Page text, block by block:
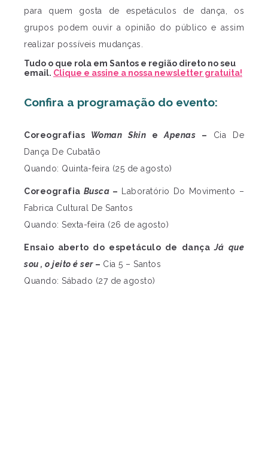
para quem gosta de espetáculos de dança, os
grupos podem ouvir a opinião do público e assim
realizar possíveis mudanças.
Tudo o que rola em Santos e região direto no seu
email. Clique e assine a nossa newsletter gratuita!
Confira a programação do evento:
Coreografias Woman Skin eApenas – Cia De
Dança De Cubatão
Quando: Quinta-feira (25 de agosto)
Coreografia Busca – Laboratório Do Movimento –
Fabrica Cultural De Santos
Quando: Sexta-feira (26 de agosto)
Ensaio aberto do espetáculo de dançaJá que
sou , o jeito é ser– Cia 5 – Santos
Quando: Sábado (27 de agosto)